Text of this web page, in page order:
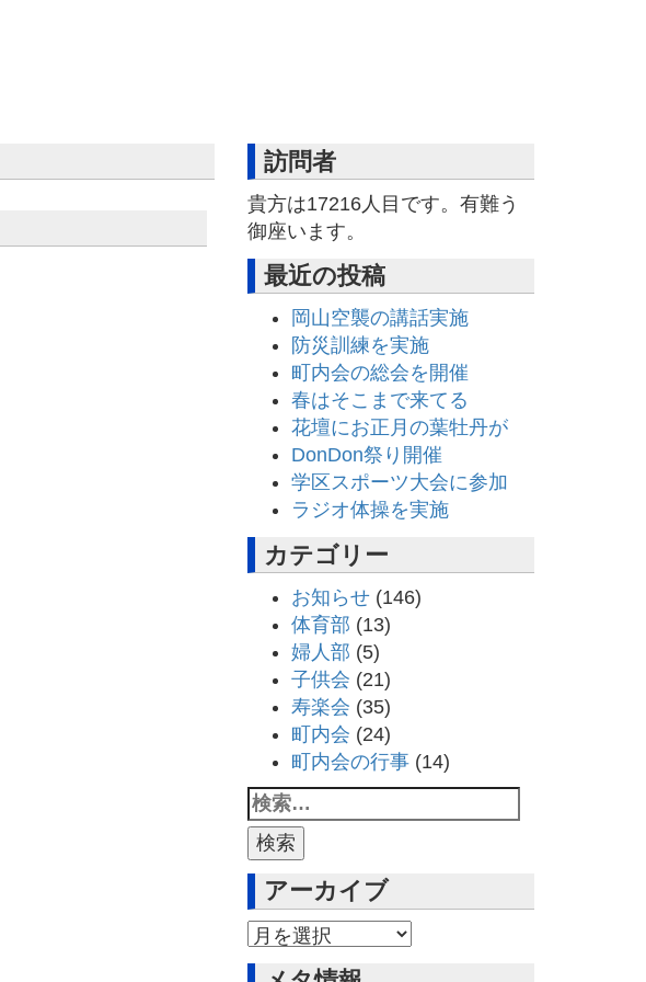
訪問者
貴方は17216人目です。有難う
御座います。
最近の投稿
岡山空襲の講話実施
防災訓練を実施
町内会の総会を開催
春はそこまで来てる
花壇にお正月の葉牡丹が
DonDon祭り開催
学区スポーツ大会に参加
ラジオ体操を実施
カテゴリー
お知らせ(146)
体育部 (13)
婦人部 (5)
子供会 (21)
寿楽会 (35)
町内会 (24)
町内会の行事(14)
アーカイブ
アーカイブ